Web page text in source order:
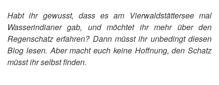
Habt ihr gewusst, dass es am Vierwaldstättersee mal
Wasserindianer gab, und möchtet ihr mehr über den
Regenschatz erfahren? Dann müsst ihr unbedingt diesen
Blog lesen. Aber macht euch keine Hoffnung, den Schatz
müsst ihr selbst finden.